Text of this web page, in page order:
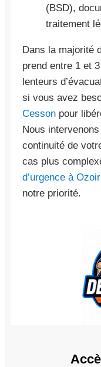
(BSD),
traitement
Dans la majorité
prend entre 1 et
lenteurs
si vous avez
Cesson pour
Nous
continuité de
cas plus
d’urgence à
notre priorité.